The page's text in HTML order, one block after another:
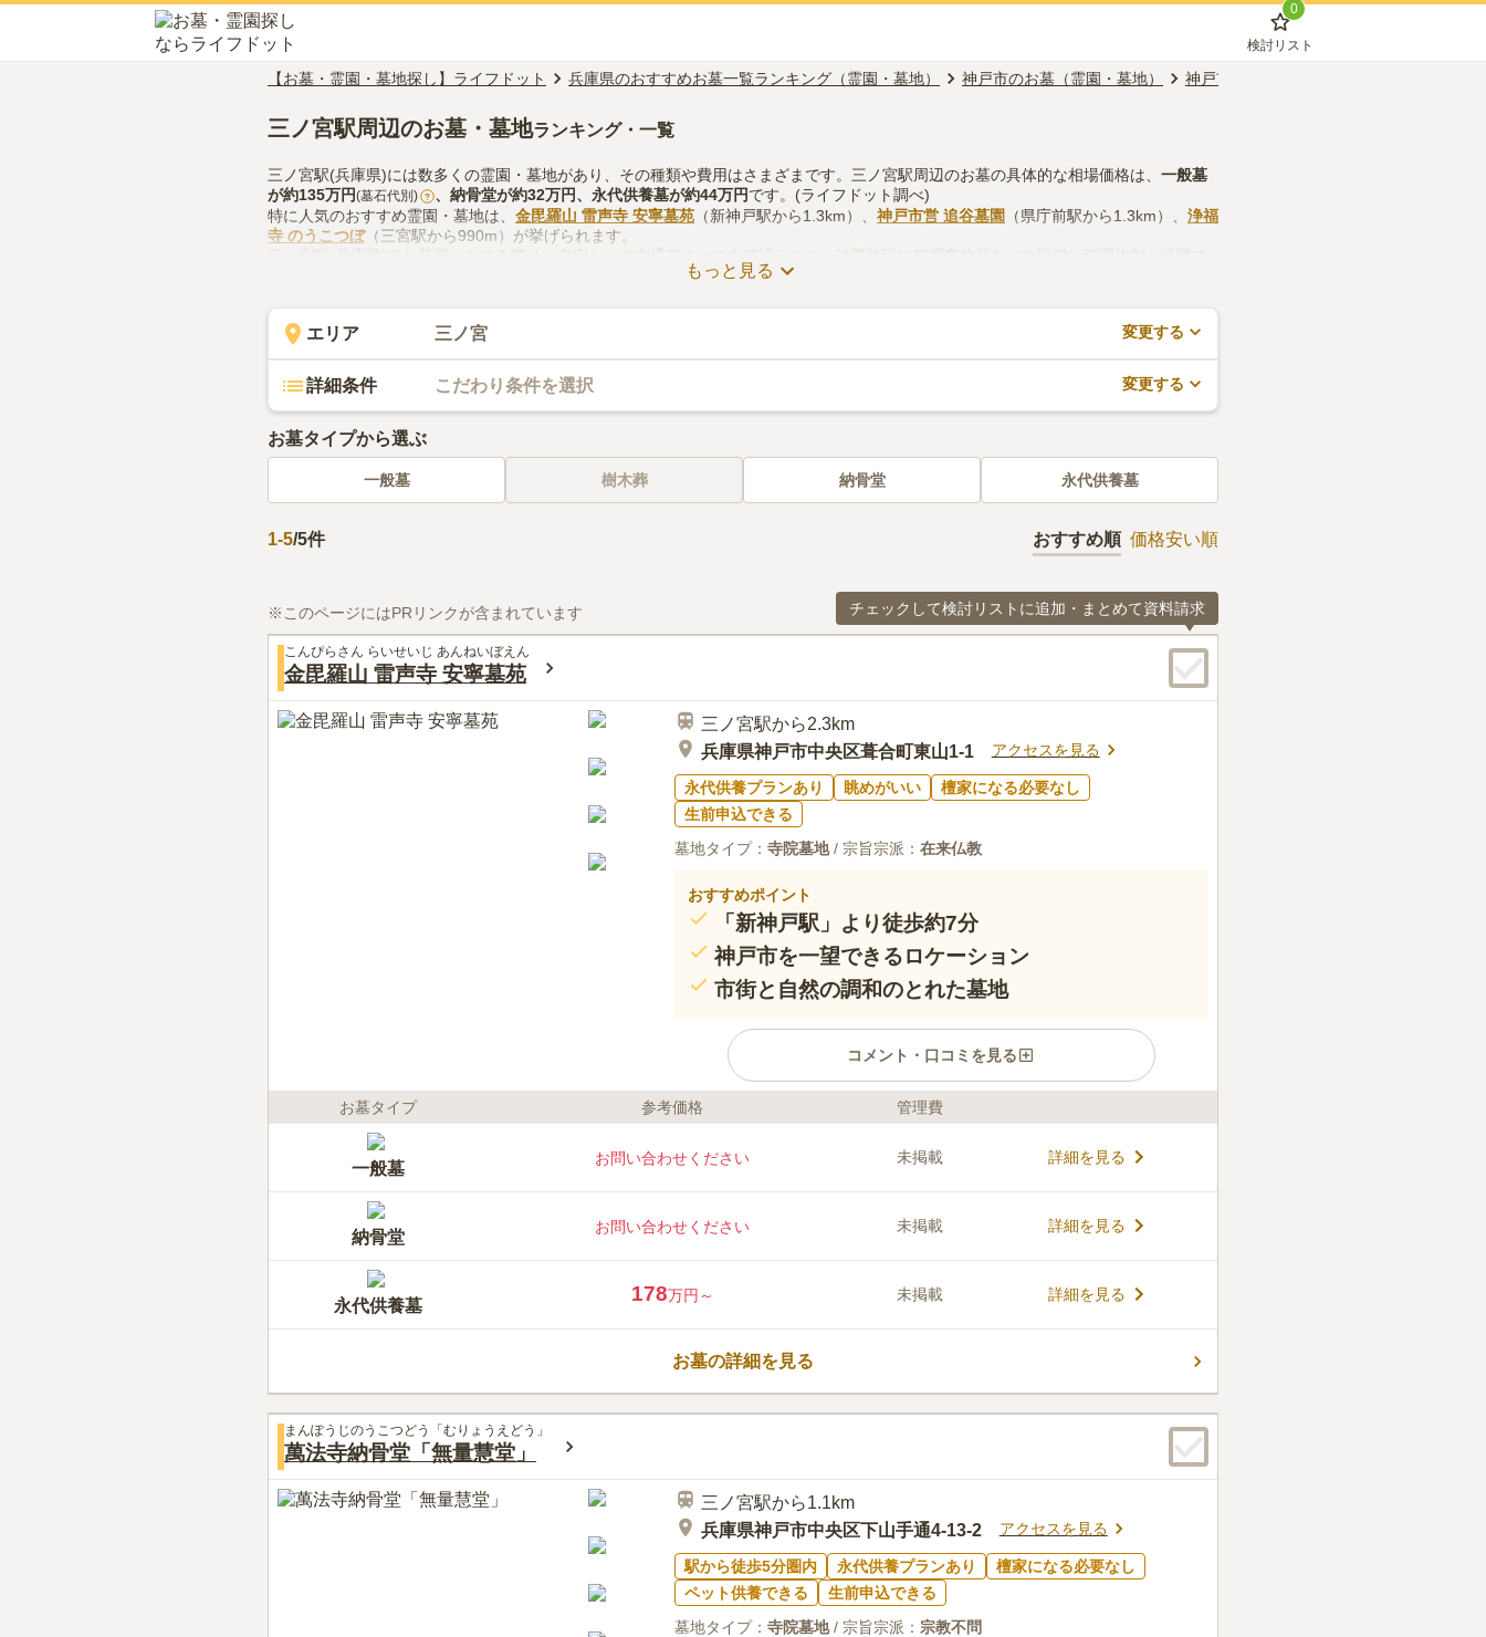
0
検討リスト
【お墓・霊園・墓地探し】ライフドット 兵庫県のおすすめお墓一覧ランキング（霊園・墓地） 神戸市のお墓（霊園・墓地） 神戸市中央区のお墓（霊園・墓地）
三ノ宮駅周辺のお墓・墓地ランキング・一覧
三ノ宮駅(兵庫県)には数多くの霊園・墓地があり、その種類や費用はさまざまです。三ノ宮駅周辺のお墓の具体的な相場価格は、 一般墓
が約135万円(墓石代別) ? 、 納骨堂が約32万円、 永代供養墓が約44万円です。(ライフドット調べ)
特に人気のおすすめ霊園・墓地は、 金毘羅山 雷声寺 安寧墓苑 （新神戸駅から1.3km）、 神戸市営 追谷墓園 （県庁前駅から1.3km）、 浄福
寺 のうこつぼ（三宮駅から990m）が挙げられます。
三ノ宮駅(兵庫県)でお墓探しをする際は、自宅からの交通アクセスを確認しつつ、法要施設や管理事務所などの設備や管理体制、近隣で
の供花やお線香の入手方法などを考慮して選ぶとよいでしょう。資料請求や見学予約が無料でできますので、活用してみてください。
もっと見る
エリア 三ノ宮 変更する
詳細条件 こだわり条件を選択 変更する
お墓タイプから選ぶ
一般墓 樹木葬 納骨堂 永代供養墓
1-5/5件 おすすめ順 価格安い順
※このページにはPRリンクが含まれています チェックして検討リストに追加・まとめて資料請求
こんぴらさん らいせいじ あんねいぼえん
金毘羅山 雷声寺 安寧墓苑
三ノ宮駅から2.3km
兵庫県神戸市中央区葺合町東山1-1
アクセスを見る
永代供養プランあり 眺めがいい
檀家になる必要なし
生前申込できる
墓地タイプ： 寺院墓地/ 宗旨宗派： 在来仏教
おすすめポイント
「新神戸駅」より徒歩約7分
神戸市を一望できるロケーション
市街と自然の調和のとれた墓地
コメント・口コミを見る
ライフドット編集部のコメント
からのアクセスが抜群の立地にあります。霊園では神戸市を一
望できる展望に加え、春には美しい桜が園内を彩ります。ま
されています。園内は綺麗に整備されており、いつ訪れても気
持ち良いお参りができます。駐車場が完備されています。車で
お参りする際に車を停める場所を探さなくてよいので便利で
口コミ評価
みんなの評価
4.2 口コミ
お墓タイプ 参考価格 管理費
一般墓
お問い合わせください 未掲載 詳細を見る
納骨堂
お問い合わせください 未掲載 詳細を見る
永代供養墓
178万円～ 未掲載 詳細を見る
お墓の詳細を見る
まんぽうじのうこつどう「むりょうえどう」
萬法寺納骨堂「無量慧堂」
三ノ宮駅から1.1km
兵庫県神戸市中央区下山手通4-13-2
アクセスを見る
駅から徒歩5分圏内 永代供養プランあり
檀家になる必要なし
ペット供養できる
生前申込できる
墓地タイプ： 寺院墓地/ 宗旨宗派： 宗教不問